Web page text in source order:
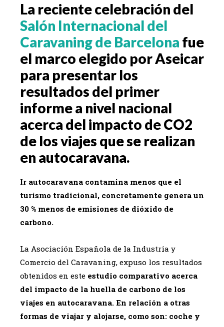
La reciente celebración del
Salón Internacional del
Caravaning de Barcelona fue
el marco elegido por Aseicar
para presentar los
resultados del primer
informe a nivel nacional
acerca del impacto de CO2
de los viajes que se realizan
en autocaravana.
Ir autocaravana contamina menos que el
turismo tradicional, concretamente genera un
30 % menos de emisiones de dióxido de
carbono.
La Asociación Española de la Industria y
Comercio del Caravaning, expuso los resultados
obtenidos en este estudio comparativo acerca
del impacto de la huella de carbono de los
viajes en autocaravana. En relación a otras
formas de viajar y alojarse, como son: coche y